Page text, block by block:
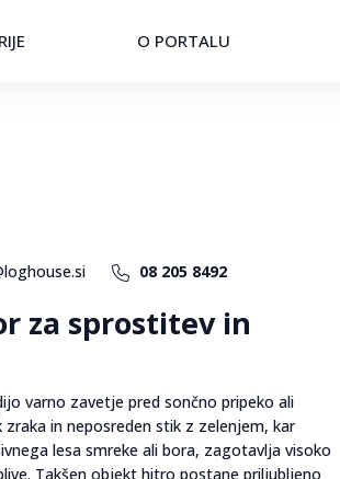
O PORTALU
08 205 8492
za sprostitev in
varno zavetje pred sončno pripeko ali
in neposreden stik z zelenjem, kar
lesa smreke ali bora, zagotavlja visoko
Takšen objekt hitro postane priljubljeno